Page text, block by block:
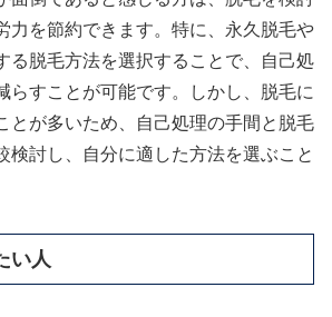
力を節約できます。特に、永久脱毛や
る脱毛方法を選択することで、自己処
らすことが可能です。しかし、脱毛に
とが多いため、自己処理の手間と脱毛
検討し、自分に適した方法を選ぶこと
い人